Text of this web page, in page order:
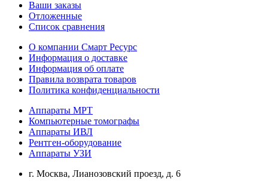
Ваши заказы
Отложенные
Список сравнения
О компании Смарт Ресурс
Информация о доставке
Информация об оплате
Правила возврата товаров
Политика конфиденциальности
Аппараты МРТ
Компьютерные томографы
Аппараты ИВЛ
Рентген-оборудование
Аппараты УЗИ
г. Москва, Лианозовский проезд, д. 6